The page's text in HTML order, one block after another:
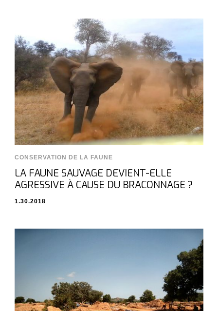
CONSERVATION DE LA FAUNE
LA FAUNE SAUVAGE DEVIENT-ELLE
AGRESSIVE À CAUSE DU BRACONNAGE ?
1.30.2018